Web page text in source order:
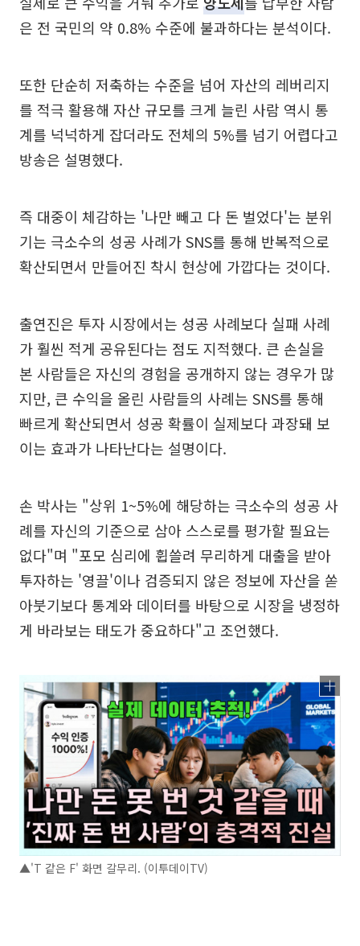
은 전 국민의 약 0.8% 수준에 불과하다는 분석이다.
또한 단순히 저축하는 수준을 넘어 자산의 레버리지
를 적극 활용해 자산 규모를 크게 늘린 사람 역시 통
계를 넉넉하게 잡더라도 전체의 5%를 넘기 어렵다고
방송은 설명했다.
즉 대중이 체감하는 '나만 빼고 다 돈 벌었다'는 분위
기는 극소수의 성공 사례가 SNS를 통해 반복적으로
확산되면서 만들어진 착시 현상에 가깝다는 것이다.
출연진은 투자 시장에서는 성공 사례보다 실패 사례
가 훨씬 적게 공유된다는 점도 지적했다. 큰 손실을
본 사람들은 자신의 경험을 공개하지 않는 경우가 많
지만, 큰 수익을 올린 사람들의 사례는 SNS를 통해
빠르게 확산되면서 성공 확률이 실제보다 과장돼 보
이는 효과가 나타난다는 설명이다.
손 박사는 "상위 1~5%에 해당하는 극소수의 성공 사
례를 자신의 기준으로 삼아 스스로를 평가할 필요는
없다"며 "포모 심리에 휩쓸려 무리하게 대출을 받아
투자하는 '영끌'이나 검증되지 않은 정보에 자산을 쏟
아붓기보다 통계와 데이터를 바탕으로 시장을 냉정하
게 바라보는 태도가 중요하다"고 조언했다.
▲'T 같은 F' 화면 갈무리. (이투데이TV)